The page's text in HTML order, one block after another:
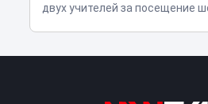
двух учителей за посещение